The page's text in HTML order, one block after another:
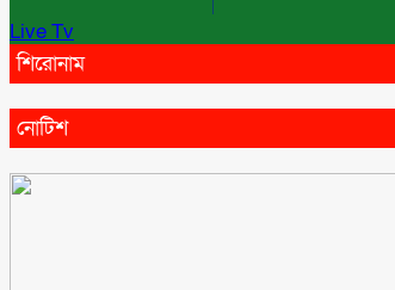
Live Tv
শিরোনাম
নোটিশ